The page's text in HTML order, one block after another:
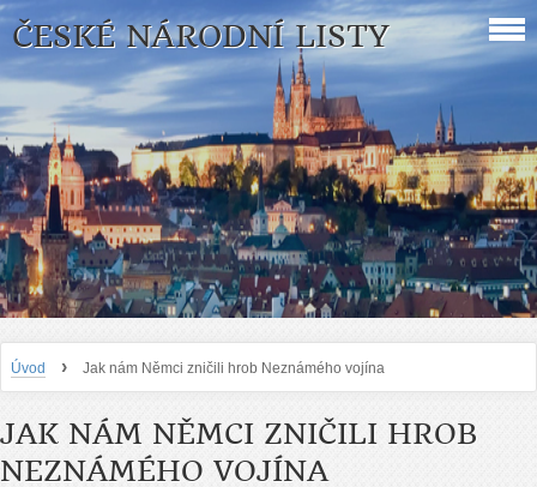
ČESKÉ NÁRODNÍ LISTY
Úvod › Jak nám Němci zničili hrob Neznámého vojína
JAK NÁM NĚMCI ZNIČILI HROB
NEZNÁMÉHO VOJÍNA